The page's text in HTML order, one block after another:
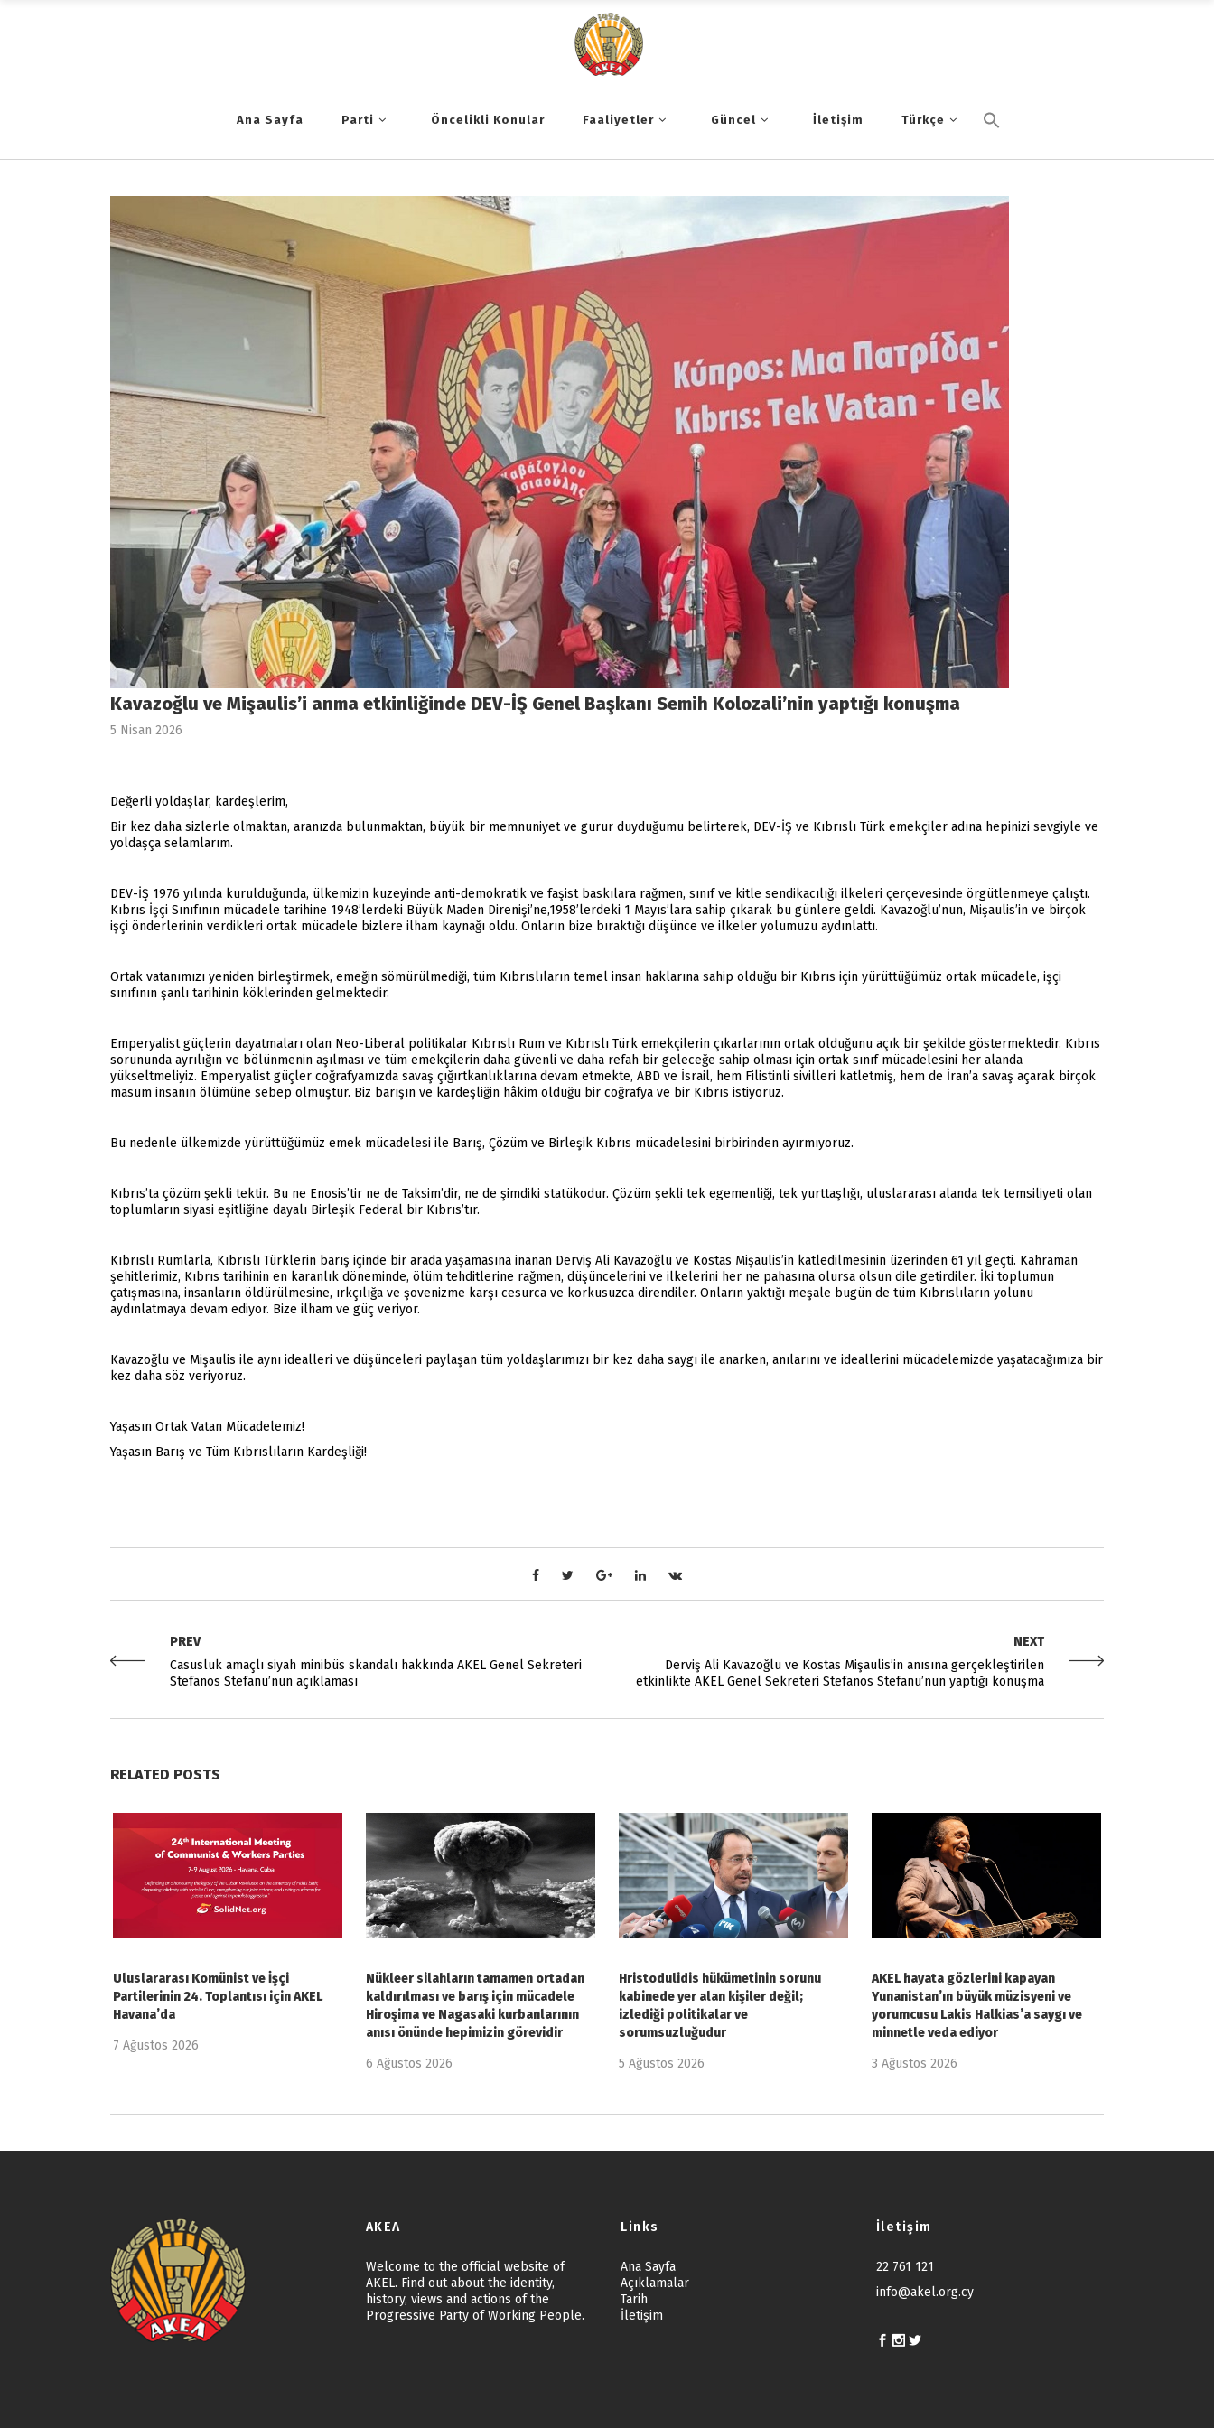
Ana Sayfa Parti Öncelikli Konular Faaliyetler Güncel İletişim Türkçe
Kavazoğlu ve Mişaulis’i anma etkinliğinde DEV-İŞ Genel Başkanı Semih Kolozali’nin yaptığı konuşma
5 Nisan 2026
Değerli yoldaşlar, kardeşlerim,
Bir kez daha sizlerle olmaktan, aranızda bulunmaktan, büyük bir memnuniyet ve gurur duyduğumu belirterek, DEV-İŞ ve Kıbrıslı Türk emekçiler adına hepinizi sevgiyle ve
yoldaşça selamlarım.
DEV-İŞ 1976 yılında kurulduğunda, ülkemizin kuzeyinde anti-demokratik ve faşist baskılara rağmen, sınıf ve kitle sendikacılığı ilkeleri çerçevesinde örgütlenmeye çalıştı.
Kıbrıs İşçi Sınıfının mücadele tarihine 1948’lerdeki Büyük Maden Direnişi’ne,1958’lerdeki 1 Mayıs’lara sahip çıkarak bu günlere geldi. Kavazoğlu’nun, Mişaulis’in ve birçok
işçi önderlerinin verdikleri ortak mücadele bizlere ilham kaynağı oldu. Onların bize bıraktığı düşünce ve ilkeler yolumuzu aydınlattı.
Ortak vatanımızı yeniden birleştirmek, emeğin sömürülmediği, tüm Kıbrıslıların temel insan haklarına sahip olduğu bir Kıbrıs için yürüttüğümüz ortak mücadele, işçi
sınıfının şanlı tarihinin köklerinden gelmektedir.
Emperyalist güçlerin dayatmaları olan Neo-Liberal politikalar Kıbrıslı Rum ve Kıbrıslı Türk emekçilerin çıkarlarının ortak olduğunu açık bir şekilde göstermektedir. Kıbrıs
sorununda ayrılığın ve bölünmenin aşılması ve tüm emekçilerin daha güvenli ve daha refah bir geleceğe sahip olması için ortak sınıf mücadelesini her alanda
yükseltmeliyiz. Emperyalist güçler coğrafyamızda savaş çığırtkanlıklarına devam etmekte, ABD ve İsrail, hem Filistinli sivilleri katletmiş, hem de İran’a savaş açarak birçok
masum insanın ölümüne sebep olmuştur. Biz barışın ve kardeşliğin hâkim olduğu bir coğrafya ve bir Kıbrıs istiyoruz.
Bu nedenle ülkemizde yürüttüğümüz emek mücadelesi ile Barış, Çözüm ve Birleşik Kıbrıs mücadelesini birbirinden ayırmıyoruz.
Kıbrıs’ta çözüm şekli tektir. Bu ne Enosis’tir ne de Taksim’dir, ne de şimdiki statükodur. Çözüm şekli tek egemenliği, tek yurttaşlığı, uluslararası alanda tek temsiliyeti olan
toplumların siyasi eşitliğine dayalı Birleşik Federal bir Kıbrıs’tır.
Kıbrıslı Rumlarla, Kıbrıslı Türklerin barış içinde bir arada yaşamasına inanan Derviş Ali Kavazoğlu ve Kostas Mişaulis’in katledilmesinin üzerinden 61 yıl geçti. Kahraman
şehitlerimiz, Kıbrıs tarihinin en karanlık döneminde, ölüm tehditlerine rağmen, düşüncelerini ve ilkelerini her ne pahasına olursa olsun dile getirdiler. İki toplumun
çatışmasına, insanların öldürülmesine, ırkçılığa ve şovenizme karşı cesurca ve korkusuzca direndiler. Onların yaktığı meşale bugün de tüm Kıbrıslıların yolunu
aydınlatmaya devam ediyor. Bize ilham ve güç veriyor.
Kavazoğlu ve Mişaulis ile aynı idealleri ve düşünceleri paylaşan tüm yoldaşlarımızı bir kez daha saygı ile anarken, anılarını ve ideallerini mücadelemizde yaşatacağımıza bir
kez daha söz veriyoruz.
Yaşasın Ortak Vatan Mücadelemiz!
Yaşasın Barış ve Tüm Kıbrıslıların Kardeşliği!
PREV
Casusluk amaçlı siyah minibüs skandalı hakkında AKEL Genel Sekreteri
Stefanos Stefanu’nun açıklaması
NEXT
Derviş Ali Kavazoğlu ve Kostas Mişaulis’in anısına gerçekleştirilen
etkinlikte AKEL Genel Sekreteri Stefanos Stefanu’nun yaptığı konuşma
RELATED POSTS
Uluslararası Komünist ve İşçi
Partilerinin 24. Toplantısı için AKEL
Havana’da
7 Ağustos 2026
Nükleer silahların tamamen ortadan
kaldırılması ve barış için mücadele
Hiroşima ve Nagasaki kurbanlarının
anısı önünde hepimizin görevidir
6 Ağustos 2026
Hristodulidis hükümetinin sorunu
kabinede yer alan kişiler değil;
izlediği politikalar ve
sorumsuzluğudur
5 Ağustos 2026
AKEL hayata gözlerini kapayan
Yunanistan’ın büyük müzisyeni ve
yorumcusu Lakis Halkias’a saygı ve
minnetle veda ediyor
3 Ağustos 2026
ΑΚΕΛ
Welcome to the official website of
AKEL. Find out about the identity,
history, views and actions of the
Progressive Party of Working People.
Links
Ana Sayfa
Açıklamalar
Tarih
İletişim
İletişim
22 761 121
info@akel.org.cy